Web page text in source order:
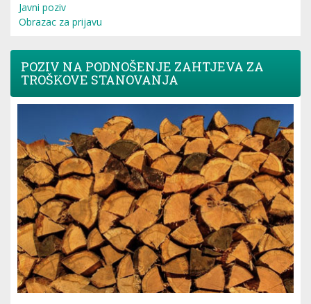
Javni poziv
Obrazac za prijavu
POZIV NA PODNOŠENJE ZAHTJEVA ZA
TROŠKOVE STANOVANJA